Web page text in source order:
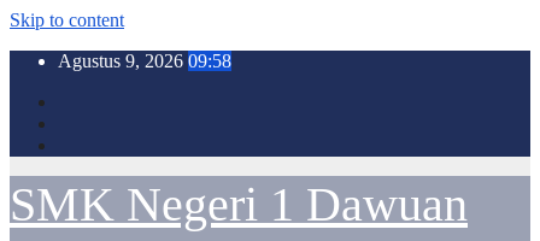
Skip to content
Agustus 9, 2026 09:58
SMK Negeri 1 Dawuan